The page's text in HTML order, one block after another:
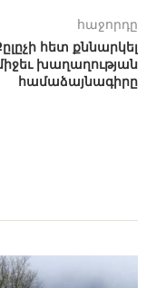
հաջորդը
հետ քննարկել
խաղաղության
համաձայնագիրը